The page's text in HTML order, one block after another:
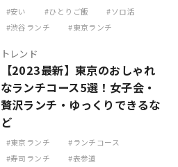
安い ひとりご飯
ソロ活
渋谷ランチ
東京ランチ
トレンド
【2023最新】東京のおしゃれ
なランチコース5選！女子会・
贅沢ランチ・ゆっくりできるな
ど
東京ランチ
ランチコース
寿司ランチ
表参道